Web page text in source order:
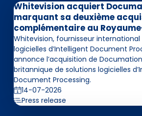
Whitevision acquiert
marquant sa deuxième
complémentaire au
Whitevision, fournisseur international
logicielles d’Intelligent Document
annonce l’acquisition de
britannique de solutions logicielles
Document Processing.
14-07-2026
Press release